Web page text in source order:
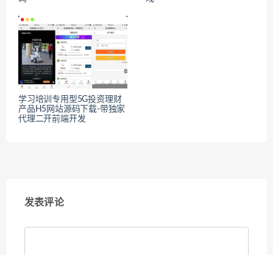
学习培训专用型5G投资理财
产品H5网站源码下载-带独家
代理二开前端开发
发表评论